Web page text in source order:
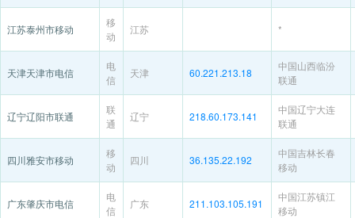
江苏泰州市移动
移
动
江苏 *
天津天津市电信
电
信
天津 60.221.213.18
中国山西临汾
联通
辽宁辽阳市联通
联
通
辽宁 218.60.173.141
中国辽宁大连
联通
四川雅安市移动
移
动
四川 36.135.22.192
中国吉林长春
移动
广东肇庆市电信
电
信
广东 211.103.105.191
中国江苏镇江
移动